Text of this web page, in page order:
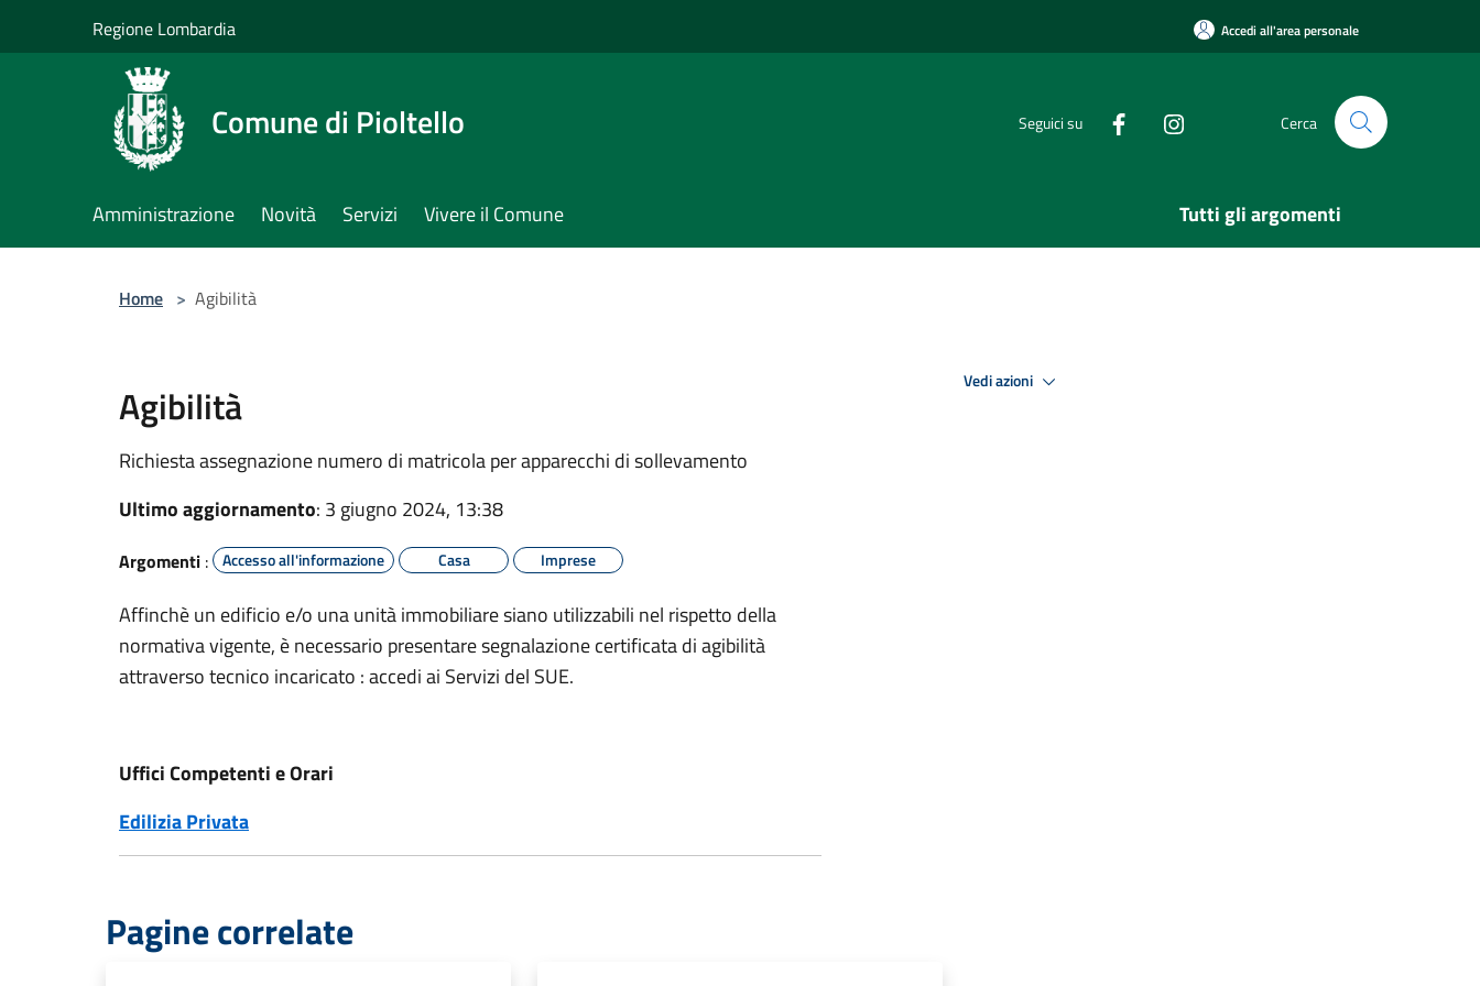
Regione Lombardia Accedi all'area personale
Comune di Pioltello Seguici su Cerca
Amministrazione Novità Servizi Vivere il Comune Tutti gli argomenti
Home > Agibilità
Agibilità
Richiesta assegnazione numero di matricola per apparecchi di sollevamento
Ultimo aggiornamento: 3 giugno 2024, 13:38
Argomenti : Accesso all'informazione Casa Imprese
Affinchè un edificio e/o una unità immobiliare siano utilizzabili nel rispetto della
normativa vigente, è necessario presentare segnalazione certificata di agibilità
attraverso tecnico incaricato : accedi ai Servizi del SUE.
Uffici Competenti e Orari
Edilizia Privata
Vedi azioni
Pagine correlate